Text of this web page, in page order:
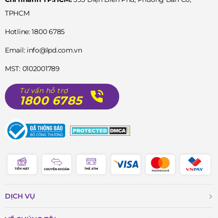
và bền bỉ. Độ dày 10.67mm tạo cảm giác vừa vặn,
thoải mái khi đeo.
Mặt số màu bạc được trang trí bằng các chữ số La
dàng quan sát thời gian. Kim đồng hồ thanh mảnh,
được thiết kế tinh tế, di chuyển nhịp nhàng trên mặt
Dây đeo bằng da bê cao cấp, mềm mại và ôm tay,
thoải mái và lịch lãm.
những va chạm không mong muốn, giữ cho chiếc
TPHCM
Hotline: 1800 6785
Email: info@lpd.com.vn
MST: 0102001789
Tư vấn hỗ trợ
1800 6785
DỊCH VỤ